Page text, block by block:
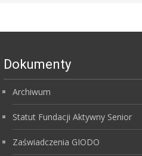
Dokumenty
Archiwum
Statut Fundacji Aktywny Senior
Zaświadczenia GIODO